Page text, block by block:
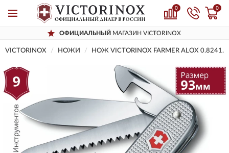
0 0
ОФИЦИАЛЬНЫЙ МАГАЗИН VICTORINOX
VICTORINOX НОЖИ НОЖ VICTORINOX FARMER ALOX